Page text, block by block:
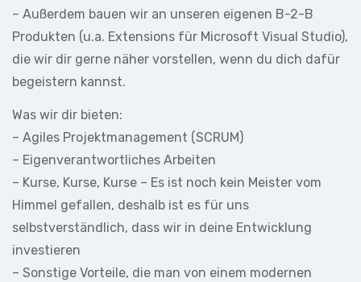
– Außerdem bauen wir an unseren eigenen B-2-B
Produkten (u.a. Extensions für Microsoft Visual Studio),
die wir dir gerne näher vorstellen, wenn du dich dafür
begeistern kannst.
Was wir dir bieten:
– Agiles Projektmanagement (SCRUM)
– Eigenverantwortliches Arbeiten
– Kurse, Kurse, Kurse – Es ist noch kein Meister vom
Himmel gefallen, deshalb ist es für uns
selbstverständlich, dass wir in deine Entwicklung
investieren
– Sonstige Vorteile, die man von einem modernen